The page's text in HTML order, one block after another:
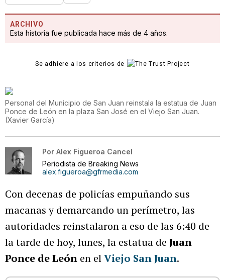
ARCHIVO
Esta historia fue publicada hace más de 4 años.
Se adhiere a los criterios de
Personal del Municipio de San Juan reinstala la estatua de Juan
Ponce de León en la plaza San José en el Viejo San Juan.
(Xavier García)
Por Alex Figueroa Cancel
Periodista de Breaking News
alex.figueroa@gfrmedia.com
Con decenas de policías empuñando sus
macanas y demarcando un perímetro, las
autoridades reinstalaron a eso de las 6:40 de
la tarde de hoy, lunes, la estatua de Juan
Ponce de León en elViejo San Juan.